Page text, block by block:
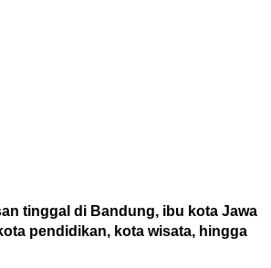
tinggal di Bandung, ibu kota Jawa
pendidikan, kota wisata, hingga